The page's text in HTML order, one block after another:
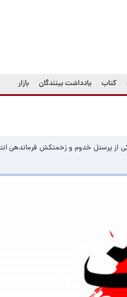
کتاب یادداشت بینندگان بازار
از پرسنل خدوم و زحمتکش فرماندهی